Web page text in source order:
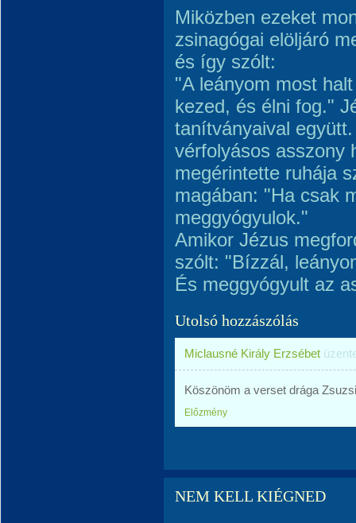
Miközben ezeket
zsinagógai elöljáró
és így szólt:
"A leányom most
kezed, és élni fog."
tanítványaival
vérfolyásos asszony
megérintette ruhája
magában: "Ha csak
meggyógyulok."
Amikor Jézus
szólt: "Bízzál,
És meggyógyult az
Utolsó hozzászólás
Miclausné Király Erzsébet
Köszönöm a verset drága
Előzmény
NEM KELL KIÉGNED